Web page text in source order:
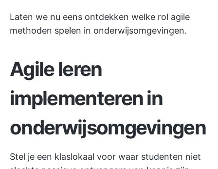
Laten we nu eens ontdekken welke rol agile
methoden spelen in onderwijsomgevingen.
Agile leren
implementeren in
onderwijsomgevingen
Stel je een klaslokaal voor waar studenten niet